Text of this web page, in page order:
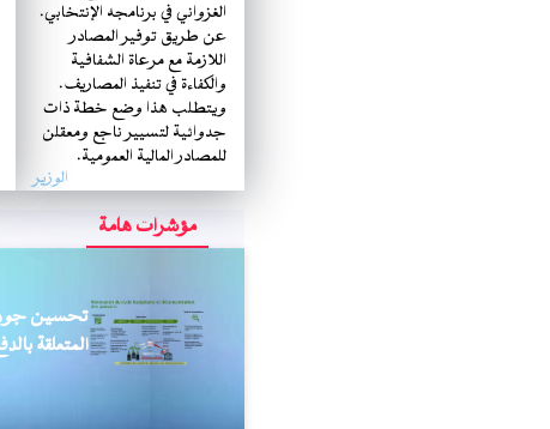
الغزواني في برنامجه الإنتخابي.
عن طريق توفير المصادر
اللازمة مع مرعاة الشفافية
والكفاءة في تنفيذ المصاريف.
ويتطلب هذا وضع خطة ذات
جدوائية لتسيير ناجع ومعقلن
للمصادر المالية العمومية.
الوزير
مؤشرات هامة
تحسين جودة
المتعلقة